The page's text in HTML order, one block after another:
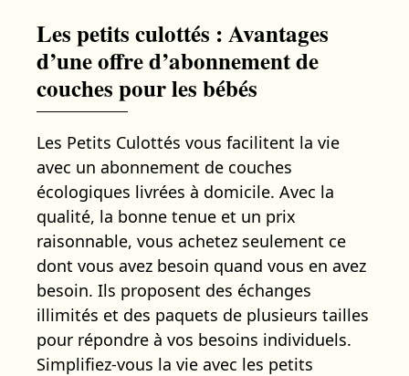
Les petits culottés : Avantages
d’une offre d’abonnement de
couches pour les bébés
Les Petits Culottés vous facilitent la vie
avec un abonnement de couches
écologiques livrées à domicile. Avec la
qualité, la bonne tenue et un prix
raisonnable, vous achetez seulement ce
dont vous avez besoin quand vous en avez
besoin. Ils proposent des échanges
illimités et des paquets de plusieurs tailles
pour répondre à vos besoins individuels.
Simplifiez-vous la vie avec les petits